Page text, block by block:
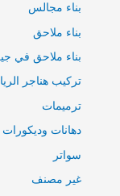
بناء مجالس
بناء ملاحق
بناء ملاحق في
تركيب هناجر
ترميمات
دهانات وديكورات
سواتر
غير مصنف